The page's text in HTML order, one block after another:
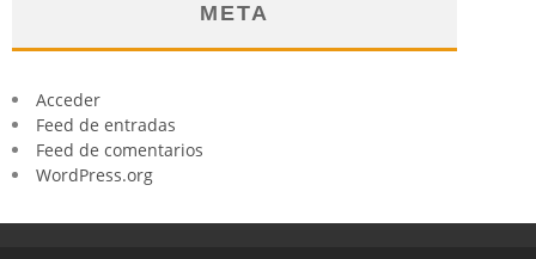
META
Acceder
Feed de entradas
Feed de comentarios
WordPress.org